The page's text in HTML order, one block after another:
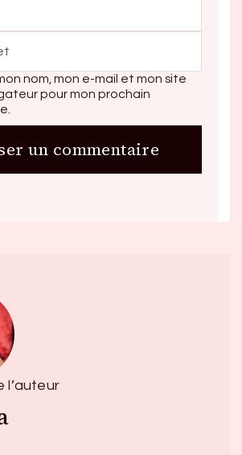
nom, mon e-mail et mon site
pour mon prochain
l’auteur